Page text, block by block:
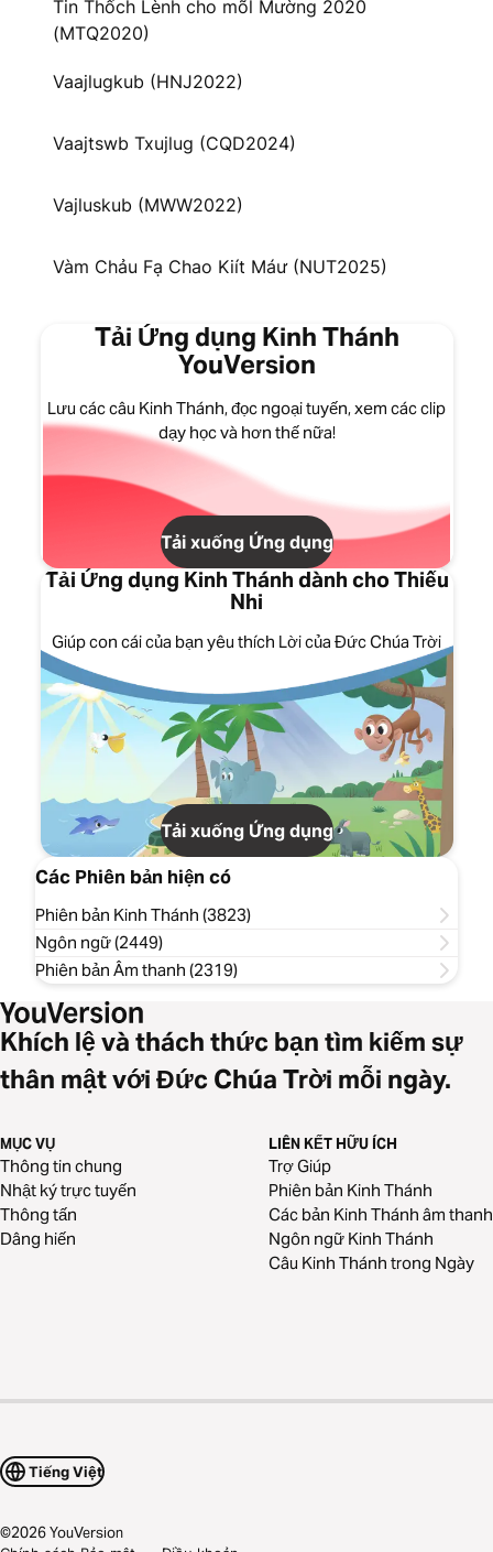
Tin Thốch Lènh cho mõl Mường 2020
(MTQ2020)
Vaajlugkub (HNJ2022)
Vaajtswb Txujlug (CQD2024)
Vajluskub (MWW2022)
Vàm Chảu Fạ Chao Kiít Máư (NUT2025)
Tải Ứng dụng Kinh Thánh
YouVersion
Lưu các câu Kinh Thánh, đọc ngoại tuyến, xem các clip
dạy học và hơn thế nữa!
Tải xuống Ứng dụng
Tải Ứng dụng Kinh Thánh dành cho Thiếu
Nhi
Giúp con cái của bạn yêu thích Lời của Đức Chúa Trời
Tải xuống Ứng dụng
Các Phiên bản hiện có
Phiên bản Kinh Thánh (3823)
Ngôn ngữ (2449)
Phiên bản Âm thanh (2319)
Khích lệ và thách thức bạn tìm kiếm sự
thân mật với Đức Chúa Trời mỗi ngày.
MỤC VỤ
Thông tin chung
Nhật ký trực tuyến
Thông tấn
Dâng hiến
LIÊN KẾT HỮU ÍCH
Trợ Giúp
Phiên bản Kinh Thánh
Các bản Kinh Thánh âm thanh
Ngôn ngữ Kinh Thánh
Câu Kinh Thánh trong Ngày
Tiếng Việt
©2026YouVersion